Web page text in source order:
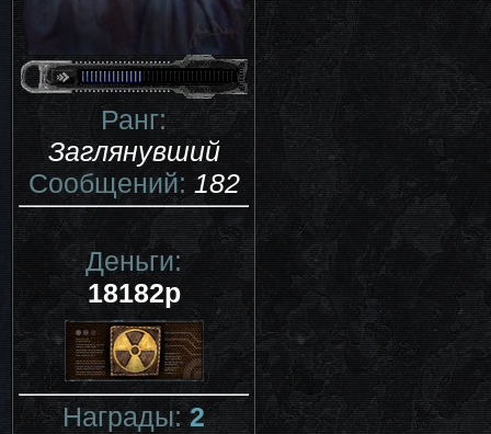
Ранг:
Заглянувший
Сообщений:182
Деньги:
18182р
Награды:2